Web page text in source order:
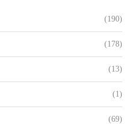
(190)
(178)
(13)
(1)
(69)